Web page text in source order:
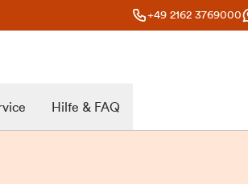
+49 2162 3769000
Hilfe & FAQ